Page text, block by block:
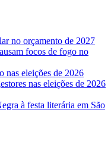
no orçamento de 2027
focos de fogo no
nas eleições de 2026
nas eleições de 2026
à festa literária em São